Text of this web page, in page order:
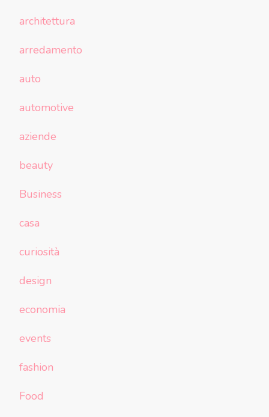
architettura
arredamento
auto
automotive
aziende
beauty
Business
casa
curiosità
design
economia
events
fashion
Food